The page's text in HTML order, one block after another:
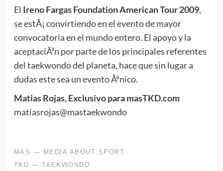
El Ireno Fargas Foundation American Tour 2009,
se estÃ¡ convirtiendo en el evento de mayor
convocatoria en el mundo entero. El apoyo y la
aceptaciÃ³n por parte de los principales referentes
del taekwondo del planeta, hace que sin lugar a
dudas este sea un evento Ãºnico.
Matias Rojas, Exclusivo para masTKD.com
matiasrojas@mastaekwondo